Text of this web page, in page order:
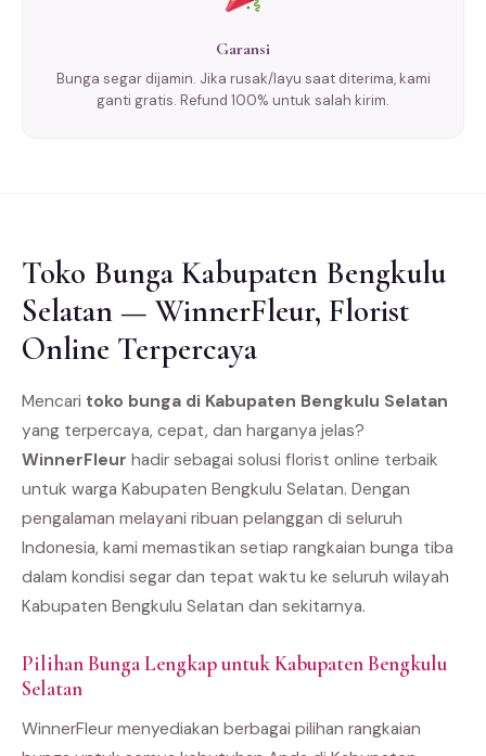
Garansi
Bunga segar dijamin. Jika rusak/layu saat diterima, kami
ganti gratis. Refund 100% untuk salah kirim.
Toko Bunga Kabupaten Bengkulu
Selatan — WinnerFleur, Florist
Online Terpercaya
Mencari toko bunga di Kabupaten Bengkulu Selatan
yang terpercaya, cepat, dan harganya jelas?
WinnerFleur hadir sebagai solusi florist online terbaik
untuk warga Kabupaten Bengkulu Selatan. Dengan
pengalaman melayani ribuan pelanggan di seluruh
Indonesia, kami memastikan setiap rangkaian bunga tiba
dalam kondisi segar dan tepat waktu ke seluruh wilayah
Kabupaten Bengkulu Selatan dan sekitarnya.
Pilihan Bunga Lengkap untuk Kabupaten Bengkulu
Selatan
WinnerFleur menyediakan berbagai pilihan rangkaian